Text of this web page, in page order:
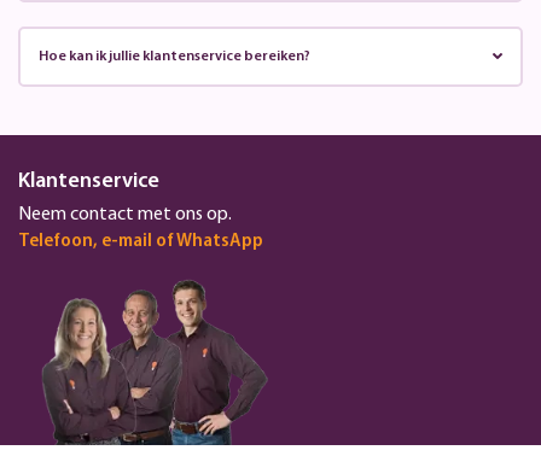
Hoe kan ik jullie klantenservice bereiken?
Klantenservice
Neem contact met ons op.
Telefoon, e-mail of WhatsApp